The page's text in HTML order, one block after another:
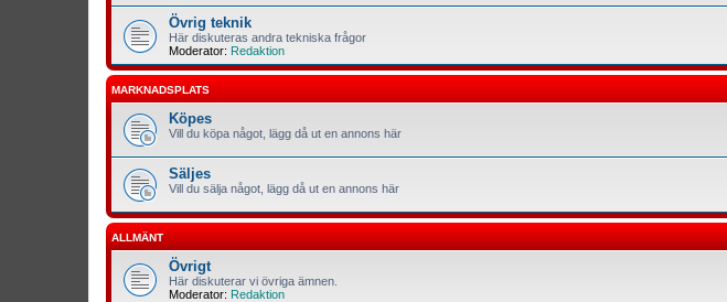
Övrig teknik
Här diskuteras andra tekniska frågor
Moderator: Redaktion
MARKNADSPLATS
Köpes
Vill du köpa något, lägg då ut en annons här
Säljes
Vill du sälja något, lägg då ut en annons här
ALLMÄNT
Övrigt
Här diskuterar vi övriga ämnen.
Moderator: Redaktion